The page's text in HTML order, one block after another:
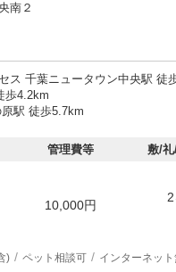
南２
ス 千葉ニュータウン中央駅 徒
歩4.2km
駅 徒歩5.7km
管理費等 敷/
10,000円
) ペット相談可 インターネッ